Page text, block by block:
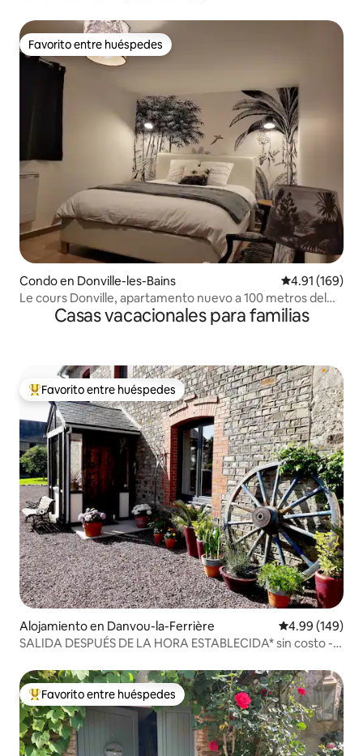
Favorito entre huéspedes
Favorito entre huéspedes
Condo en Donville-les-Bains Calificación
4.91 (169)
Le cours Donville, apartamento nuevo a 100 metros del
Casas vacacionales para familias
Favorito entre huéspedes preferido
Favorito entre huéspedes
Alojamiento en Danvou-la-Ferrière Calificación
4.99 (149)
SALIDA DESPUÉS DE LA HORA ESTABLECIDA* sin costo -
Favorito entre huéspedes preferido
Favorito entre huéspedes